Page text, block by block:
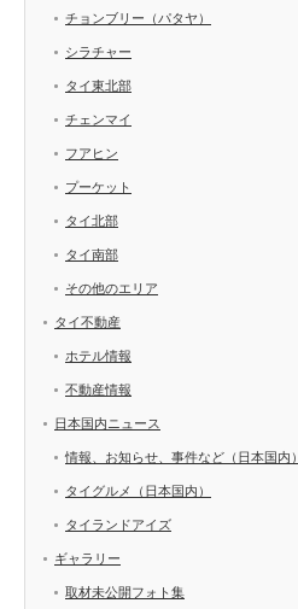
チョンブリー（パタヤ）
シラチャー
タイ東北部
チェンマイ
フアヒン
プーケット
タイ北部
タイ南部
その他のエリア
タイ不動産
ホテル情報
不動産情報
日本国内ニュース
情報、お知らせ、事件など（日本国内）
タイグルメ（日本国内）
タイランドアイズ
ギャラリー
取材未公開フォト集